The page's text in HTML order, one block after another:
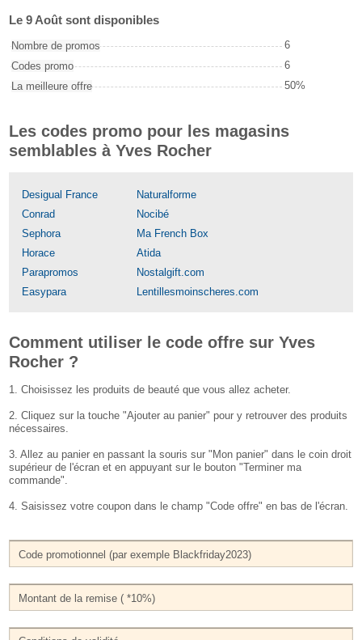
Le 9 Août sont disponibles
Nombre de promos
6
Codes promo
6
La meilleure offre
50%
Les codes promo pour les magasins
semblables à Yves Rocher
Desigual France
Naturalforme
Conrad
Nocibé
Sephora
Ma French Box
Horace
Atida
Parapromos
Nostalgift.com
Easypara
Lentillesmoinscheres.com
Comment utiliser le code offre sur Yves
Rocher ?
1. Choisissez les produits de beauté que vous allez acheter.
2. Cliquez sur la touche "Ajouter au panier" pour y retrouver des produits
nécessaires.
3. Allez au panier en passant la souris sur "Mon panier" dans le coin droit
supérieur de l'écran et en appuyant sur le bouton "Terminer ma
commande".
4. Saisissez votre coupon dans le champ "Code offre" en bas de l'écran.